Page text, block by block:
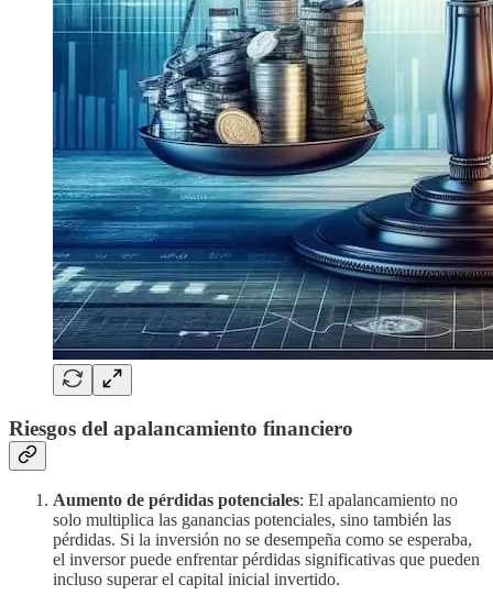
Riesgos del apalancamiento financiero
Aumento de pérdidas potenciales: El apalancamiento no
solo multiplica las ganancias potenciales, sino también las
pérdidas. Si la inversión no se desempeña como se esperaba,
el inversor puede enfrentar pérdidas significativas que pueden
incluso superar el capital inicial invertido.